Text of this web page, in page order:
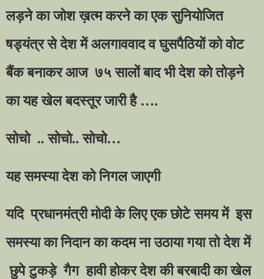
लड़ने का जोश ख़त्म करने का एक सुनियोजित
षड्यंत्र से देश में अलगाववाद व घुसपैठियों को वोट
बैंक बनाकर आज ७५ सालों बाद भी देश को तोड़ने
का यह खेल बदस्तूर जारी है ….
सोचो .. सोचो.. सोचो…
यह समस्या देश को निगल जाएगी
यदि प्रधानमंत्री मोदी के लिए एक छोटे समय में इस
समस्या का निदान का कदम ना उठाया गया तो देश में
छुपे टुकड़े गैग हावी होकर देश की बरबादी का खेल